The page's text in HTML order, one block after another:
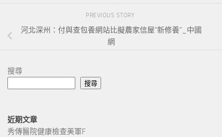
PREVIOUS STORY
河北深州：付與查包養網站比擬農家信屋“新修養”_中國
網
搜尋
搜尋
近期文章
秀傳醫院健康檢查美軍F